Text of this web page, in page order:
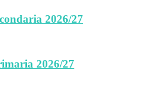
2026/27
2026/27